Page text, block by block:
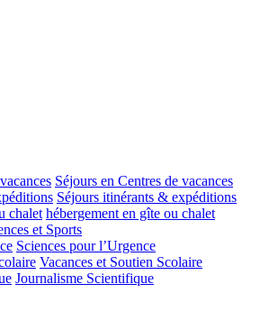
Séjours en Centres de vacances
Séjours itinérants & expéditions
chalet hébergement en gîte ou chalet
et Sports
Sciences pour l’Urgence
Vacances et Soutien Scolaire
Journalisme Scientifique